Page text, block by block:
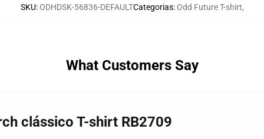
SKU:ODHDSK-56836-DEFAULTCategorias:Odd Future T-shirt,
What Customers Say
clássico T-shirt RB2709